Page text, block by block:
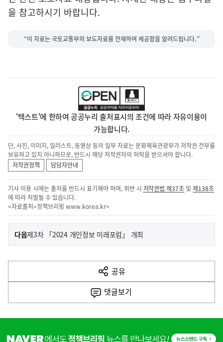
을 참고하시기 바랍니다.
“이 자료는 국토교통부의 보도자료를 전재하여 제공함을 알려드립니다.”
'텍스트'에 한하여 공공누리 출처표시의 조건에 따라 자유이용이
가능합니다.
단, 사진, 이미지, 일러스트, 동영상 등의 일부 자료는 문화체육관광부가 저작권 전부를
보유하고 있지 아니하므로, 반드시 해당 저작권자의 허락을 받으셔야 합니다.
저작권정책
담당자안내
기사 이용 시에는 출처를 반드시 표기해야 하며, 위반 시 저작권법 제37조 및제138조
에 따라 처벌될 수 있습니다.
<자료출처=정책브리핑 www.korea.kr>
이
전
다
음
다음기
제3차 「2024 개인정보 미래포럼」 개최
공유
열
기
댓글보기